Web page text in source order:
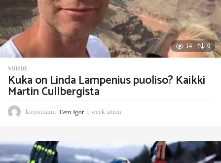
e
n
14 0
VIIHDE
Kuka on Linda Lampenius puoliso? Kaikki
Martin Cullbergista
kirjoittanut Eero Igor 1 week sitten
k
s